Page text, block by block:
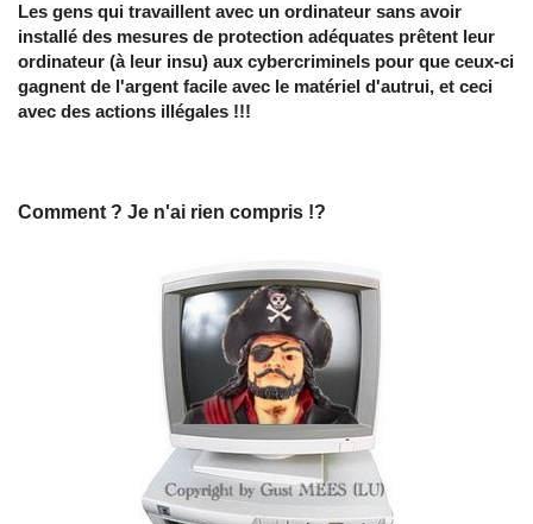
Les gens qui travaillent avec un ordinateur sans avoir
installé des mesures de protection adéquates prêtent leur
ordinateur (à leur insu) aux cybercriminels pour que ceux-ci
gagnent de l'argent facile avec le matériel d'autrui, et ceci
avec des actions illégales !!!
Comment ? Je n'ai rien compris !?